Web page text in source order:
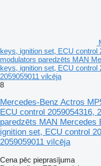
keys, ignition set, ECU
modulators paredzēts MAN
keys, ignition set, ECU control
2059059011 vilcēja
8
Mercedes-Benz Actros
ECU control 2059054316,
paredzēts MAN Mercedes
ignition set, ECU control
2059059011 vilcēja
Cena pēc pieprasījuma